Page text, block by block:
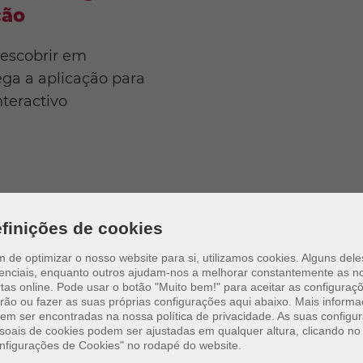
de cookies
de optimizar o nosso website para si, utilizamos cookies. Alguns
enquanto outros ajudam-nos a melhorar constantemente as
online.
Pode usar o botão "Muito bem!" para aceitar as
ou fazer as suas próprias configurações aqui abaixo. Mais
ser encontradas na nossa política de privacidade. As suas
de cookies podem ser ajustadas em qualquer altura, clicando no
de Cookies" no rodapé do website.
em
a aplicação para
para jogar em